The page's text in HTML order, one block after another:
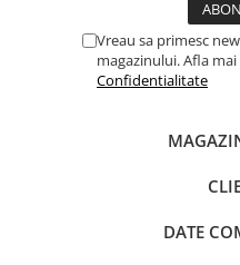
Vreau sa primesc
magazinului. Afla
Confidentialitate
DATE